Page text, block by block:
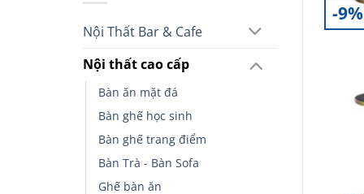
Nội Thất Bar & Cafe
Nội thất cao cấp
Bàn ăn mặt đá
Bàn ghế học sinh
Bàn ghế trang điểm
Bàn Trà - Bàn Sofa
Ghế bàn ăn
-9%